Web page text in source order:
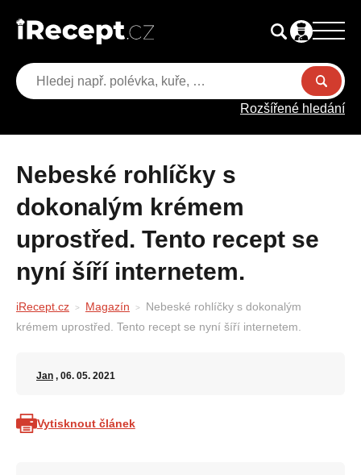
Rozšířené hledání
Nebeské rohlíčky s
dokonalým krémem
uprostřed. Tento recept se
nyní šíří internetem.
iRecept.cz Magazín
Nebeské rohlíčky s dokonalým
krémem uprostřed. Tento recept se nyní šíří internetem.
Jan , 06. 05. 2021
Vytisknout článek